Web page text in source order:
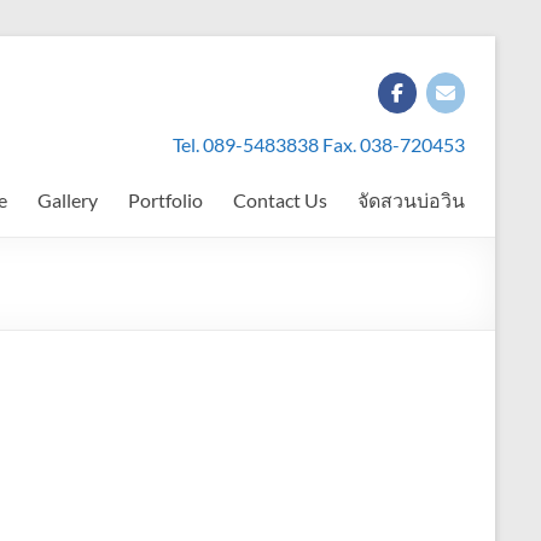
Tel. 089-5483838 Fax. 038-720453
Gallery Portfolio Contact Us จัดสวนบ่อวิน